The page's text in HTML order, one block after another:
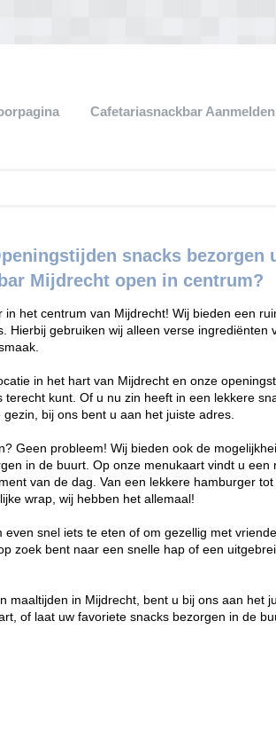
Cafetariasnackbar Aanmelden
snacks bezorgen
Mijdrecht open in centrum?
het centrum van Mijdrecht! Wij bieden een
Hierbij gebruiken wij alleen verse ingrediënten
in het hart van Mijdrecht en onze
kunt. Of u nu zin heeft in een lekkere
bij ons bent u aan het juiste adres.
Geen probleem! Wij bieden ook de
in de buurt. Op onze menukaart vindt u een
van de dag. Van een lekkere hamburger
wrap, wij hebben het allemaal!
snel iets te eten of om gezellig met
zoek bent naar een snelle hap of een
maaltijden in Mijdrecht, bent u bij ons aan het
of laat uw favoriete snacks bezorgen in de